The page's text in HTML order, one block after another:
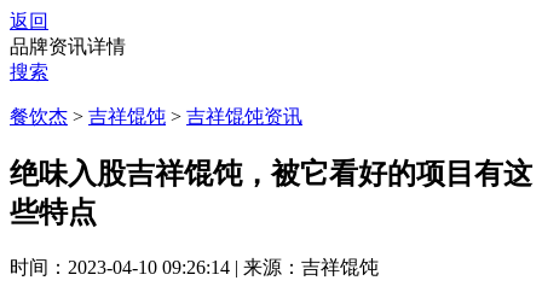
返回
品牌资讯详情
搜索
餐饮杰 > 吉祥馄饨 > 吉祥馄饨资讯
绝味入股吉祥馄饨，被它看好的项目有这
些特点
时间：2023-04-10 09:26:14 | 来源：吉祥馄饨